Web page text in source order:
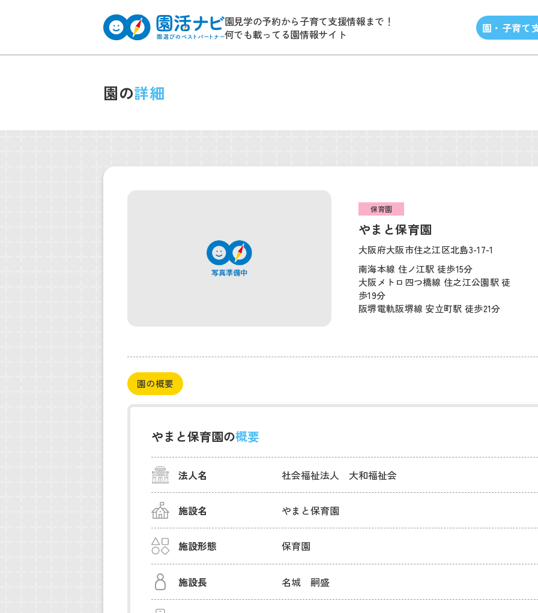
園見学の予約から子育て支援情報まで！
何でも載ってる園情報サイト
園・子育て
園の詳細
やまと保育園
保育園
大阪府大阪市住之江区北島3-17-1
南海本線 住ノ江駅 徒歩15分
大阪メトロ四つ橋線 住之江公園駅 徒
歩19分
阪堺電軌阪堺線 安立町駅 徒歩21分
園の概要
やまと保育園の概要
法人名 社会福祉法人 大和福祉会
施設名 やまと保育園
施設形態 保育園
施設長 名城 嗣盛